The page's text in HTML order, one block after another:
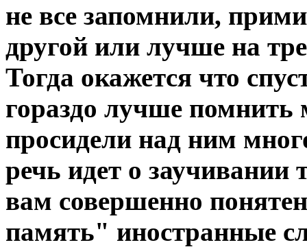
не все запомнили,
другой или лучше на
Тогда окажется что
гораздо лучше помнить
просидели над ним
речь идет о заучивании
вам совершенно
память" иностранные